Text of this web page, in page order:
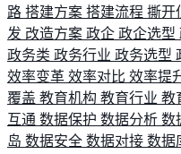
路 搭建方案 搭建流程 撕开
发 改造方案 政企 政企选型
政务类 政务行业 政务选型
效率变革 效率对比 效率提
覆盖 教育机构 教育行业 教
互通 数据保护 数据分析 数
岛 数据安全 数据对接 数据